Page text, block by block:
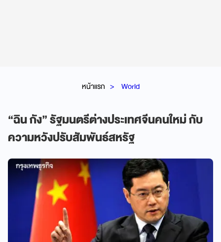
หน้าแรก World
“ฉิน กัง” รัฐมนตรีต่างประเทศจีนคนใหม่ กับ
ความหวังปรับสัมพันธ์สหรัฐ